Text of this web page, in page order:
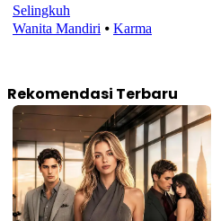
Selingkuh
Wanita Mandiri ⦁ Karma
Rekomendasi Terbaru